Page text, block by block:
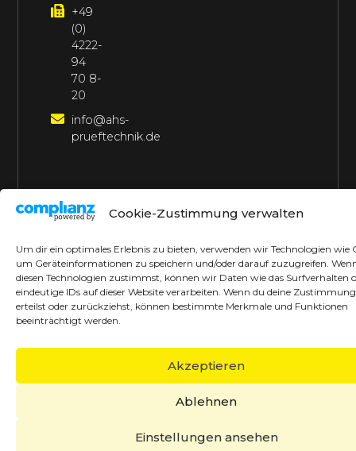
Cookie-Zustimmung verwalten
Um dir ein optimales Erlebnis zu bieten, verwenden wir Technologien wie
um Geräteinformationen zu speichern und/oder darauf zuzugreifen.
diesen Technologien zustimmst, können wir Daten wie das Surfverhalten
eindeutige IDs auf dieser Website verarbeiten. Wenn du deine
erteilst oder zurückziehst, können bestimmte Merkmale und Funktionen
beeinträchtigt werden.
Akzeptieren
Ablehnen
Einstellungen ansehen
+49
(0)
4222-
94
70 8-
20
info@ahs-
prueftechnik.de
©2026 AHS PrüftechnikAlle Rechte vorbehalten